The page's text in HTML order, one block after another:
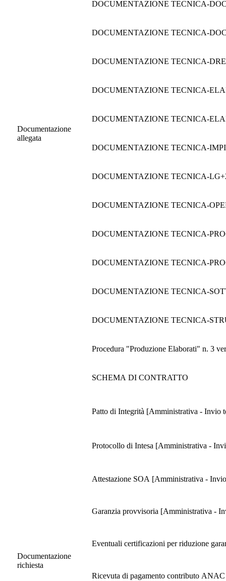
Documentazione
allegata
DOCUMENTAZIONE TECNICA-
DOCUMENTAZIONE TECNICA-
DOCUMENTAZIONE TECNICA-
DOCUMENTAZIONE TECNICA-
DOCUMENTAZIONE TECNICA-
DOCUMENTAZIONE TECNICA-
DOCUMENTAZIONE TECNICA-
DOCUMENTAZIONE TECNICA-
DOCUMENTAZIONE TECNICA-
DOCUMENTAZIONE TECNICA-
DOCUMENTAZIONE TECNICA-
DOCUMENTAZIONE TECNICA-
Procedura "Produzione Elaborati" n. 3
SCHEMA DI CONTRATTO
Documentazione
richiesta
Patto di Integrità [Amministrativa - Invio
Protocollo di Intesa [Amministrativa -
Attestazione SOA [Amministrativa -
Garanzia provvisoria
Eventuali certificazioni per riduzione
Ricevuta di pagamento contributo